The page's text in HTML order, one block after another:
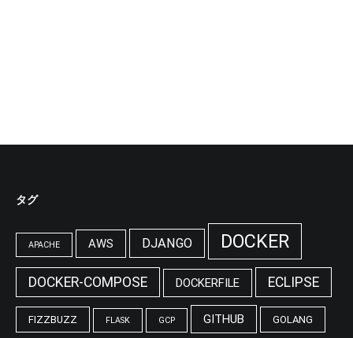
タグ
APACHE AWS DJANGO DOCKER
DOCKER-COMPOSE DOCKERFILE ECLIPSE
FIZZBUZZ FLASK GCP GITHUB GOLANG